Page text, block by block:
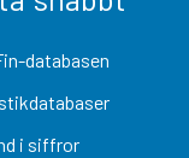
databasen
i siffror